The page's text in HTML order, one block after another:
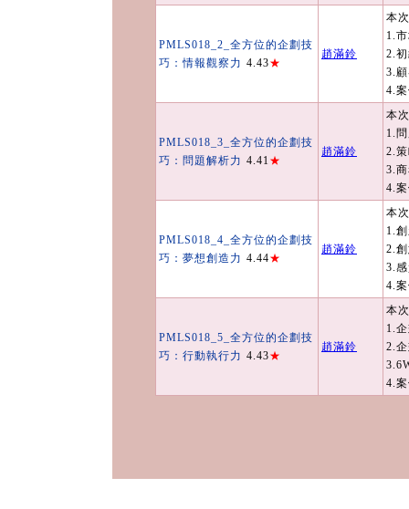
PMLS018_2_全方位的企劃技
巧：情報觀察力 4.43★
趙滿鈴
本
1.
2.
3.
4.
PMLS018_3_全方位的企劃技
巧：問題解析力 4.41★
趙滿鈴
本
1.
2.
3.
4.
PMLS018_4_全方位的企劃技
巧：夢想創造力 4.44★
趙滿鈴
本
1.
2.
3.
4.
PMLS018_5_全方位的企劃技
巧：行動執行力 4.43★
趙滿鈴
本
1.
2.
4.